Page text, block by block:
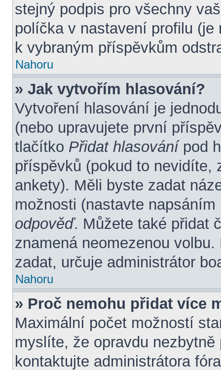
stejný podpis pro všechny
políčka v nastavení profilu (je
k vybraným příspěvkům
Nahoru
» Jak vytvořím hlasování?
Vytvoření hlasování je
(nebo upravujete první
tlačítko Přidat hlasovánípod
příspěvků (pokud to nevidíte,
ankety). Měli byste zadat
možnosti (nastavte
odpověď. Můžete také přidat
znamená neomezenou
zadat, určuje administrátor
Nahoru
» Proč nemohu přidat více
Maximální počet možností
myslíte, že opravdu
kontaktujte administrátora